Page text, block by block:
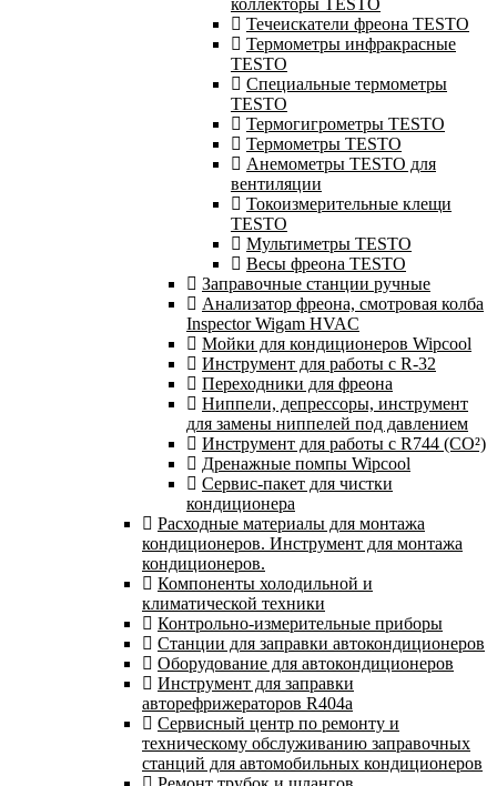
коллекторы TESTO
Течеискатели фреона TESTO
Термометры инфракрасные
TESTO
Специальные термометры
TESTO
Термогигрометры TESTO
Термометры TESTO
Анемометры TESTO для
вентиляции
Токоизмерительные клещи
TESTO
Мультиметры TESTO
Весы фреона TESTO
Заправочные станции ручные
Анализатор фреона, смотровая колба
Inspector Wigam HVAC
Мойки для кондиционеров Wipcool
Инструмент для работы с R-32
Переходники для фреона
Ниппели, депрессоры, инструмент
для замены ниппелей под давлением
Инструмент для работы с R744 (CO²)
Дренажные помпы Wipcool
Сервис-пакет для чистки
кондиционера
Расходные материалы для монтажа
кондиционеров. Инструмент для монтажа
кондиционеров.
Компоненты холодильной и
климатической техники
Контрольно-измерительные приборы
Станции для заправки автокондиционеров
Оборудование для автокондиционеров
Инструмент для заправки
авторефрижераторов R404a
Сервисный центр по ремонту и
техническому обслуживанию заправочных
станций для автомобильных кондиционеров